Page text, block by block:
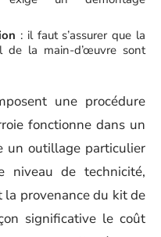
: il faut s’assurer que la
de la main-d’œuvre sont
une procédure
fonctionne dans un
un outillage particulier
niveau de technicité,
la provenance du kit de
significative le coût